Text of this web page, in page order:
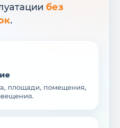
без
.
площади, помещения,